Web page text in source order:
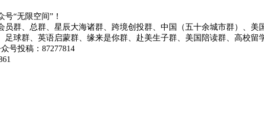
“无限空间”！
员群、总群、星辰大海诸群、跨境创投群、中国（五十余城市群）、
足球群、英语启蒙群、缘来是你群、赴美生子群、美国陪读群、高校留
号投稿：87277814